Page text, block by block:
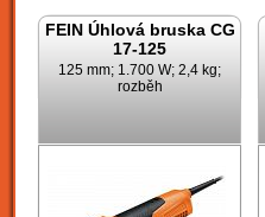
FEIN Úhlová bruska CG
17-125
125 mm; 1.700 W; 2,4 kg;
rozběh